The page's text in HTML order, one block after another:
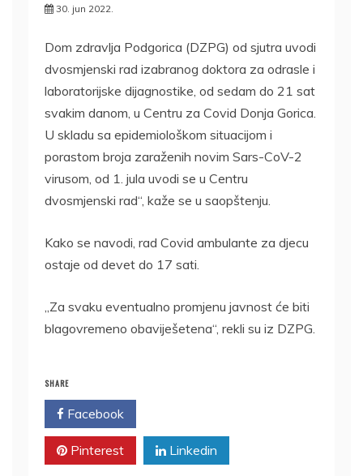
30. jun 2022.
Dom zdravlja Podgorica (DZPG) od sjutra uvodi
dvosmjenski rad izabranog doktora za odrasle i
laboratorijske dijagnostike, od sedam do 21 sat
svakim danom, u Centru za Covid Donja Gorica.
U skladu sa epidemiološkom situacijom i
porastom broja zaraženih novim Sars-CoV-2
virusom, od 1. jula uvodi se u Centru
dvosmjenski rad“, kaže se u saopštenju.
Kako se navodi, rad Covid ambulante za djecu
ostaje od devet do 17 sati.
„Za svaku eventualno promjenu javnost će biti
blagovremeno obaviješetena“, rekli su iz DZPG.
SHARE
Facebook
Pinterest Linkedin